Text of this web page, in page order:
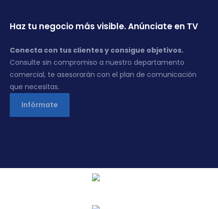
Haz tu negocio más visible. Anúnciate en TV
Conecta con tus clientes y consigue objetivos.
Consulte sin compromiso a nuestro departamento
comercial, te asesorarán con el plan de comunicación
que necesitas.
Infórmate